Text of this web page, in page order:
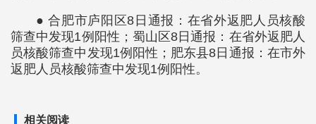
● 合肥市庐阳区8日通报：在省外返肥人员核酸
筛查中发现1例阳性；蜀山区8日通报：在省外返肥人
员核酸筛查中发现1例阳性；肥东县8日通报：在市外
返肥人员核酸筛查中发现1例阳性。
相关阅读